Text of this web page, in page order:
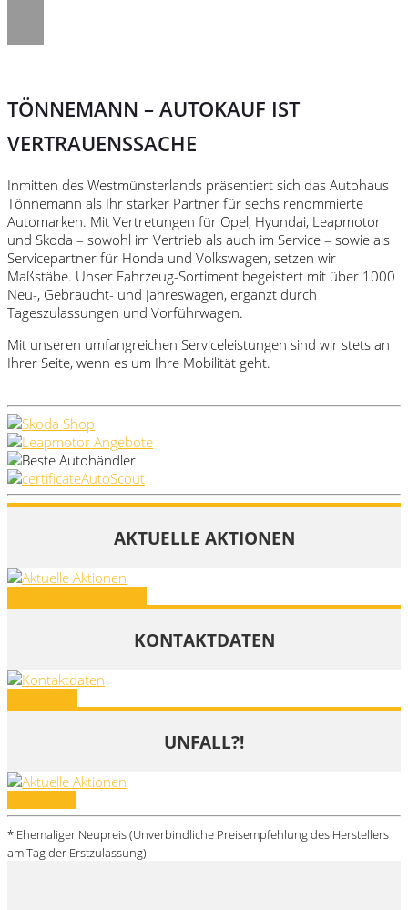
TÖNNEMANN – AUTOKAUF IST
VERTRAUENSSACHE
Inmitten des Westmünsterlands präsentiert sich das Autohaus
Tönnemann als Ihr starker Partner für sechs renommierte
Automarken. Mit Vertretungen für Opel, Hyundai, Leapmotor
und Skoda – sowohl im Vertrieb als auch im Service – sowie als
Servicepartner für Honda und Volkswagen, setzen wir
Maßstäbe. Unser Fahrzeug-Sortiment begeistert mit über 1000
Neu-, Gebraucht- und Jahreswagen, ergänzt durch
Tageszulassungen und Vorführwagen.
Mit unseren umfangreichen Serviceleistungen sind wir stets an
Ihrer Seite, wenn es um Ihre Mobilität geht.
AKTUELLE AKTIONEN
KONTAKTDATEN
UNFALL?!
* Ehemaliger Neupreis (Unverbindliche Preisempfehlung des Herstellers
am Tag der Erstzulassung)